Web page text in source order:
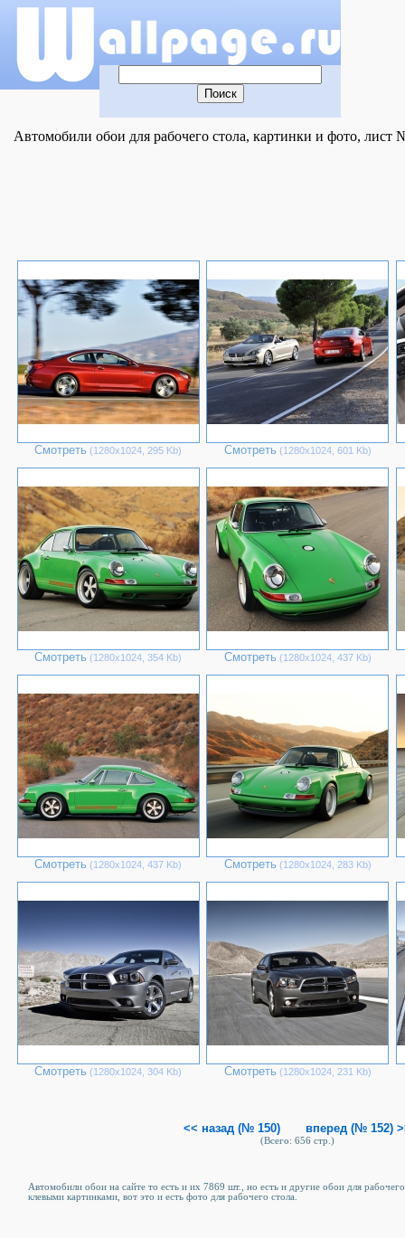
Автомобили обои для рабочего стола, картинки и фото, лист
Смотреть (1280х1024, 295 Kb) Смотреть (1280х1024, 601 Kb)
Смотреть (1280х1024, 354 Kb) Смотреть (1280х1024, 437 Kb)
Смотреть (1280х1024, 437 Kb) Смотреть (1280х1024, 283 Kb)
Смотреть (1280х1024, 304 Kb) Смотреть (1280х1024, 231 Kb)
<< назад (№ 150) вперед (№ 152)
(Всего: 656 стр.)
Автомобили обои на сайте то есть и их 7869 шт., но есть и другие обои для
клевыми картинками, вот это и есть фото для рабочего стола.